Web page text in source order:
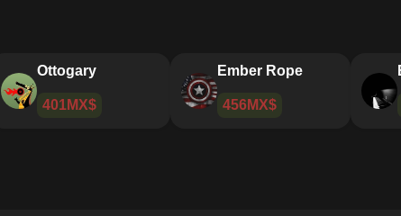
Friendly
67MX$
Ottogary
401MX$